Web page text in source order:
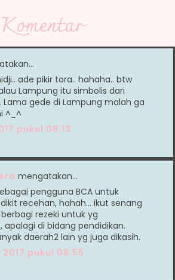
Komentar
ade pikir tora.. hahaha.. btw
Lampung itu simbolis dari
Lama gede di Lampung malah ga
^_^
pukul 08.13
mengatakan…
pengguna BCA untuk
recehan, hahah... ikut senang
rezeki untuk yg
di bidang pendidikan.
daerah2 lain yg juga dikasih.
pukul 08.55